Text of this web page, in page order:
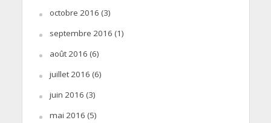
octobre 2016 (3)
septembre 2016 (1)
août 2016 (6)
juillet 2016 (6)
juin 2016 (3)
mai 2016 (5)